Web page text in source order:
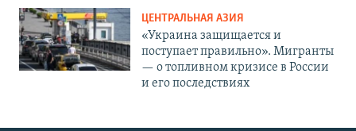
ЦЕНТРАЛЬНАЯ АЗИЯ
«Украина защищается и
поступает правильно». Мигранты
— о топливном кризисе в России
и его последствиях